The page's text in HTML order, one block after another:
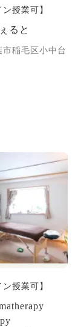
ン授業可】
ると
稲毛区小中台
ン授業可】